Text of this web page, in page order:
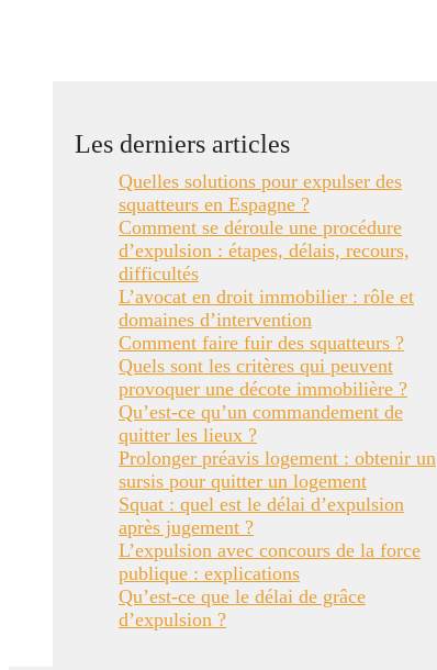
Les derniers articles
Quelles solutions pour expulser des
squatteurs en Espagne ?
Comment se déroule une procédure
d’expulsion : étapes, délais, recours,
difficultés
L’avocat en droit immobilier : rôle et
domaines d’intervention
Comment faire fuir des squatteurs ?
Quels sont les critères qui peuvent
provoquer une décote immobilière ?
Qu’est-ce qu’un commandement de
quitter les lieux ?
Prolonger préavis logement : obtenir un
sursis pour quitter un logement
Squat : quel est le délai d’expulsion
après jugement ?
L’expulsion avec concours de la force
publique : explications
Qu’est-ce que le délai de grâce
d’expulsion ?